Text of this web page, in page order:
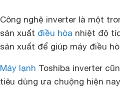
Công nghệ inverter là một
sản xuất điều hòa nhiệt độ
sản xuất để giúp máy điều
Máy lạnh Toshiba inverter
tiêu dùng ưa chuộng hiện